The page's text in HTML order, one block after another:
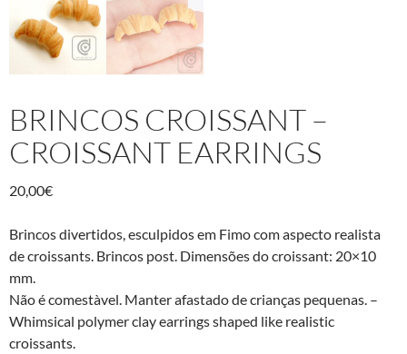
BRINCOS CROISSANT –
CROISSANT EARRINGS
20,00€
Brincos divertidos, esculpidos em Fimo com aspecto realista
de croissants. Brincos post. Dimensões do croissant: 20×10
mm.
Não é comestà­vel. Manter afastado de crianças pequenas. –
Whimsical polymer clay earrings shaped like realistic
croissants.